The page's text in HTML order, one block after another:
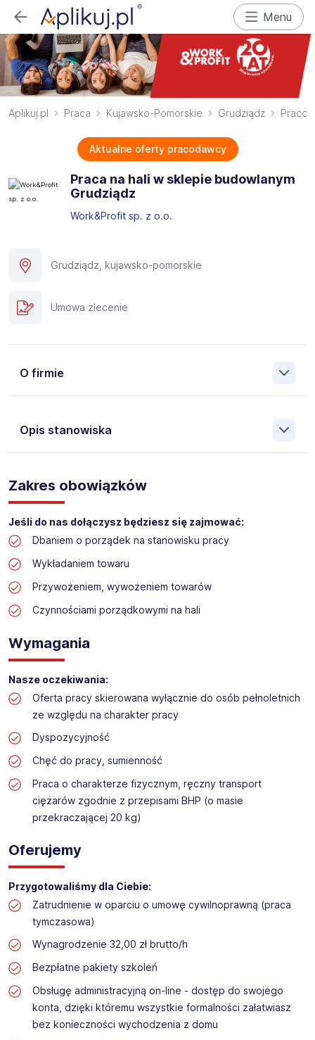
Menu
Aplikuj.pl Praca Kujawsko-Pomorskie Grudziądz
Aktualne oferty pracodawcy
Praca na hali w sklepie budowlanym
Grudziądz
Work&Profit sp. z o.o.
Grudziądz, kujawsko-pomorskie
Umowa zlecenie
O firmie
Opis stanowiska
Pośrednictwa Pracy i Doradztwa Personalnego Work &
Profit jest obecnie jedną z największych niezależnych
polskich agencji zatrudnienia. W ciągu wielu lat naszej
działalności daliśmy pracę przeszło 50 000 pracowników
w całym kraju. Skutecznie znajdujemy pracowników dla
największych firm, jak również małych rodzinnych
przedsiębiorstw w Polsce. Agencja jest wpisana pod nr
stanowisko:
Lokalizacja: Grudziądz
Zakres obowiązków
Jeśli do nas dołączysz będziesz się zajmować:
Dbaniem o porządek na stanowisku pracy
Wykładaniem towaru
Przywożeniem, wywożeniem towarów
Czynnościami porządkowymi na hali
Wymagania
Nasze oczekiwania:
Oferta pracy skierowana wyłącznie do osób pełnoletnich
ze względu na charakter pracy
Dyspozycyjność
Chęć do pracy, sumienność
Praca o charakterze fizycznym, ręczny transport
ciężarów zgodnie z przepisami BHP (o masie
przekraczającej 20 kg)
Oferujemy
Przygotowaliśmy dla Ciebie:
Zatrudnienie w oparciu o umowę cywilnoprawną (praca
tymczasowa)
Wynagrodzenie 32,00 zł brutto/h
Bezpłatne pakiety szkoleń
Obsługę administracyjną on-line - dostęp do swojego
konta, dzięki któremu wszystkie formalności załatwiasz
bez konieczności wychodzenia z domu